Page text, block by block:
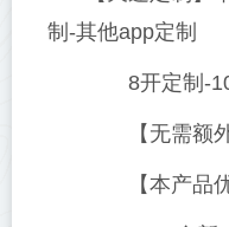
制-其他app定制
8开定制-10
【无需额外
【本产品优